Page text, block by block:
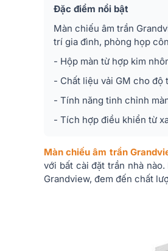
Đặc điểm nổi bật
Màn chiếu âm trần
trí gia đình, phòng họp
- Hộp màn từ hợp kim
- Chất liệu vải GM cho độ
- Tính năng tinh chỉnh
- Tích hợp điều khiển từ
Màn chiếu âm trần
với bất cài đặt trần nhà
Grandview, đem đến chất